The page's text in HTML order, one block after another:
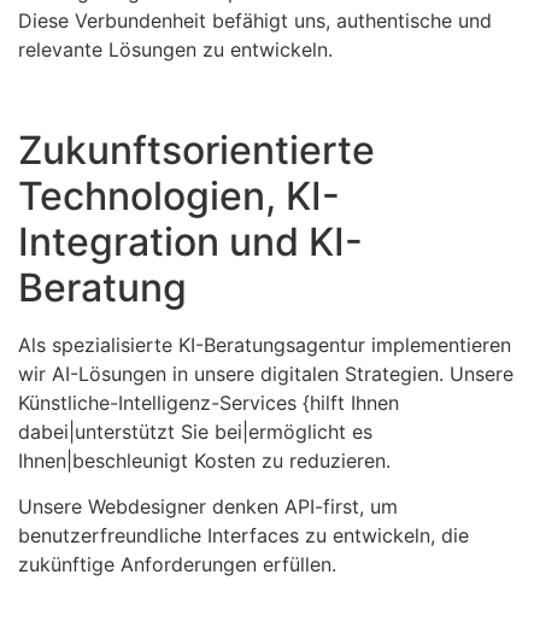
Diese Verbundenheit befähigt uns, authentische und
relevante Lösungen zu entwickeln.
Zukunftsorientierte
Technologien, KI-
Integration und KI-
Beratung
Als spezialisierte KI-Beratungsagentur implementieren
wir AI-Lösungen in unsere digitalen Strategien. Unsere
Künstliche-Intelligenz-Services {hilft Ihnen
dabei|unterstützt Sie bei|ermöglicht es
Ihnen|beschleunigt Kosten zu reduzieren.
Unsere Webdesigner denken API-first, um
benutzerfreundliche Interfaces zu entwickeln, die
zukünftige Anforderungen erfüllen.